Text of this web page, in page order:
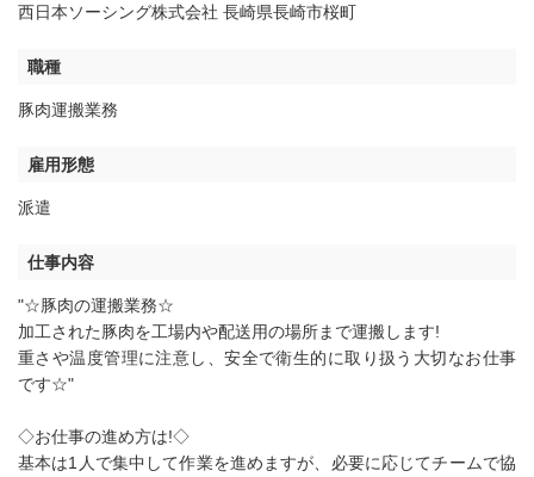
西日本ソーシング株式会社 長崎県長崎市桜町
職種
豚肉運搬業務
雇用形態
派遣
仕事内容
"☆豚肉の運搬業務☆
加工された豚肉を工場内や配送用の場所まで運搬します!
重さや温度管理に注意し、安全で衛生的に取り扱う大切なお仕事
です☆"
◇お仕事の進め方は!◇
基本は1人で集中して作業を進めますが、必要に応じてチームで協